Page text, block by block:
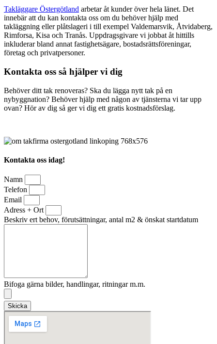
Takläggare Östergötland arbetar åt kunder över hela länet. Det
innebär att du kan kontakta oss om du behöver hjälp med
takläggning eller plåtslageri i till exempel Valdemarsvik, Åtvidaberg,
Rimforsa, Kisa och Tranås. Uppdragsgivare vi jobbat åt hittills
inkluderar bland annat fastighetsägare, bostadsrättsföreningar,
företag och privatpersoner.
Kontakta oss så hjälper vi dig
Behöver ditt tak renoveras? Ska du lägga nytt tak på en
nybyggnation? Behöver hjälp med någon av tjänsterna vi tar upp
ovan? Hör av dig så ger vi dig ett gratis kostnadsförslag.
Kontakta oss idag!
Namn
Telefon
Email
Adress + Ort
Beskriv ert behov, förutsättningar, antal m2 & önskat startdatum
Bifoga gärna bilder, handlingar, ritningar m.m.
Skicka